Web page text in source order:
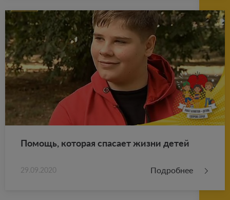
По­мощь, ко­то­рая спа­са­ет жизни детей
29.09.2020 Подробнее